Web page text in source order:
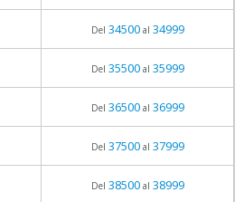
Del 34500al 34999
Del 35500al 35999
Del 36500al 36999
Del 37500al 37999
Del 38500al 38999